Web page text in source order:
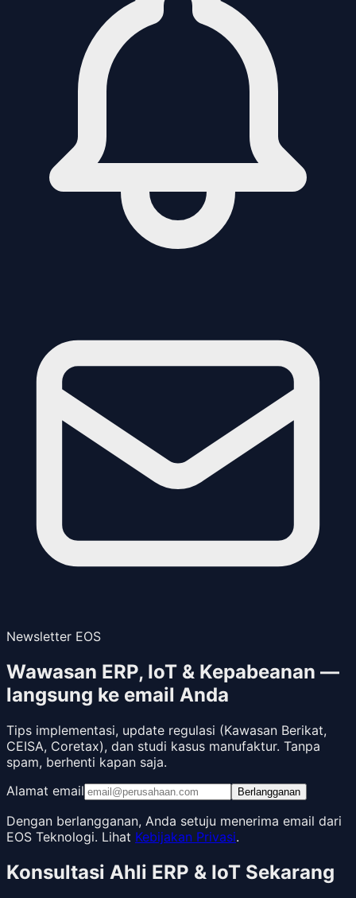
Newsletter EOS
Wawasan ERP, IoT & Kepabeanan —
langsung ke email Anda
Tips implementasi, update regulasi (Kawasan Berikat,
CEISA, Coretax), dan studi kasus manufaktur. Tanpa
spam, berhenti kapan saja.
Alamat email
Berlangganan
Dengan berlangganan, Anda setuju menerima email dari
EOS Teknologi. Lihat Kebijakan Privasi.
Konsultasi Ahli ERP & IoT Sekarang